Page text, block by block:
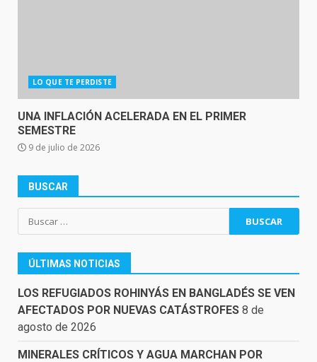
LO QUE TE PERDISTE
UNA INFLACIÓN ACELERADA EN EL PRIMER
SEMESTRE
9 de julio de 2026
BUSCAR
Buscar:
ÚLTIMAS NOTICIAS
LOS REFUGIADOS ROHINYÁS EN BANGLADÉS SE VEN
AFECTADOS POR NUEVAS CATÁSTROFES 8 de
agosto de 2026
MINERALES CRÍTICOS Y AGUA MARCHAN POR